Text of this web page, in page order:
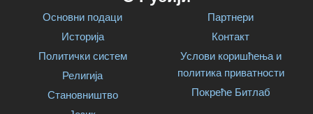
Основни подаци
Историја
Политички систем
Религија
Становништво
Партнери
Контакт
Услови коришћења и
политика приватности
Покреће Битлаб